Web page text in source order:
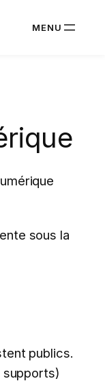
sous la
publics.
supports)